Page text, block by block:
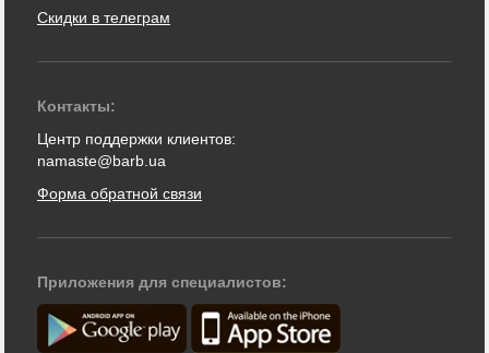
Скидки в телеграм
Контакты:
Центр поддержки клиентов:
namaste@barb.ua
Форма обратной связи
Приложения для специалистов: